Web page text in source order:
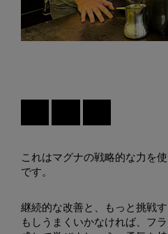
これはマグナの戦略的な力を
です。
継続的な改善と、もっと挑戦
もしうまくいかなければ、フ